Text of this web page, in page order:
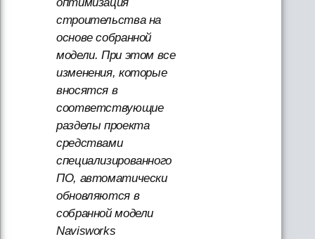
оптимизация
строительства на
основе собранной
модели. При этом все
изменения, которые
вносятся в
соответствующие
разделы проекта
средствами
специализированного
ПО, автоматически
обновляются в
собранной модели
Navisworks